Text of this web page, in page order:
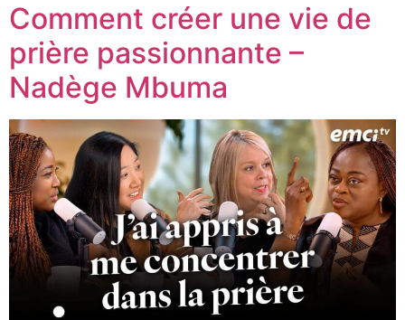
Comment créer une vie de
prière passionnante –
Nadège Mbuma